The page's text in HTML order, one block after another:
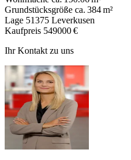
Grundstücksgröße ca. 384 m²
Lage 51375 Leverkusen
Kaufpreis 549000 €
Ihr Kontakt zu uns